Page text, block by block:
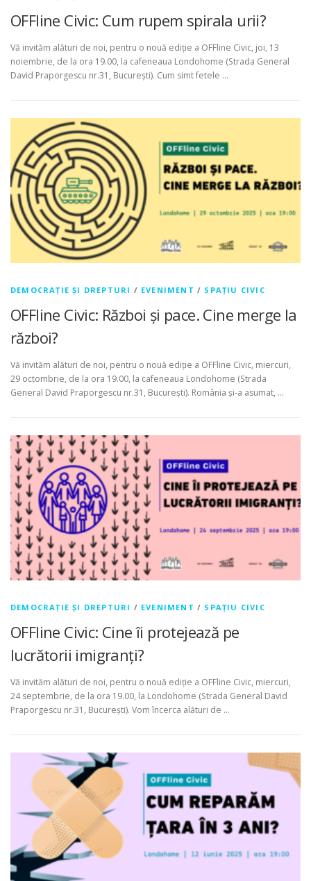
OFFline Civic: Cum rupem spirala urii?
Vă invităm alături de noi, pentru o nouă ediție a OFFline Civic, joi, 13
noiembrie, de la ora 19.00, la cafeneaua Londohome (Strada General
David Praporgescu nr.31, București). Cum simt fetele …
DEMOCRAȚIE ȘI DREPTURI / EVENIMENT / SPAȚIU CIVIC
OFFline Civic: Război și pace. Cine merge la
război?
Vă invităm alături de noi, pentru o nouă ediție a OFFline Civic, miercuri,
29 octombrie, de la ora 19.00, la cafeneaua Londohome (Strada
General David Praporgescu nr.31, București). România și-a asumat, …
DEMOCRAȚIE ȘI DREPTURI / EVENIMENT / SPAȚIU CIVIC
OFFline Civic: Cine îi protejează pe
lucrătorii imigranți?
Vă invităm alături de noi, pentru o nouă ediție a OFFline Civic, miercuri,
24 septembrie, de la ora 19.00, la Londohome (Strada General David
Praporgescu nr.31, București). Vom încerca alături de …